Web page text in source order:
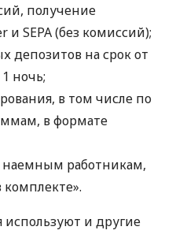
получение
и SEPA (без комиссий);
депозитов на срок от
ночь;
в том числе по
в формате
работникам,
комплекте».
и другие